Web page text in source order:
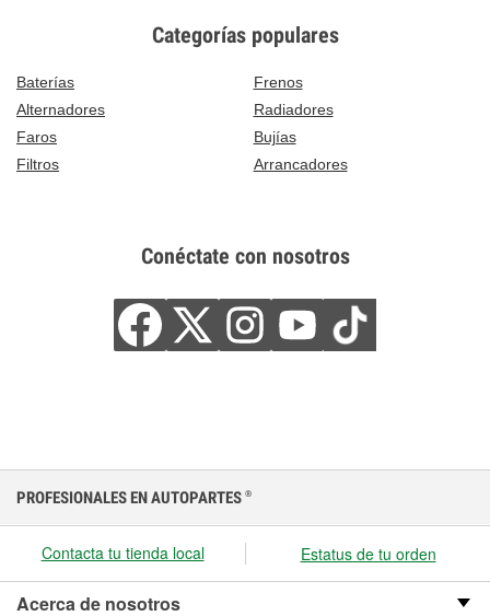
Categorías populares
Baterías
Frenos
Alternadores
Radiadores
Faros
Bujías
Filtros
Arrancadores
Conéctate con nosotros
PROFESIONALES EN AUTOPARTES ®
Contacta tu tienda local Estatus de tu orden
Acerca de nosotros